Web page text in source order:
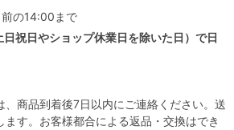
の14:00まで
祝日やショップ休業日を除いた日）で日
、商品到着後7日以内にご連絡ください。送
す。お客様都合による返品・交換はでき